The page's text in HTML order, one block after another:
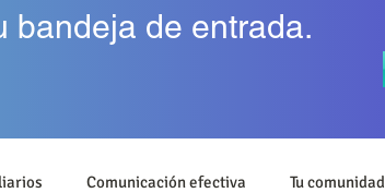
bandeja de entrada.
Comunicación efectiva Tu comunidad